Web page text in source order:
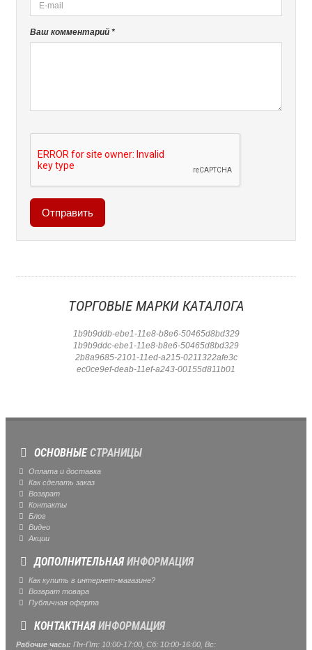
Ваш комментарий *
ТОРГОВЫЕ МАРКИ КАТАЛОГА
1b9b9ddb-ebe1-11e8-b8e6-50465d8bd329
1b9b9ddc-ebe1-11e8-b8e6-50465d8bd329
2b8a9685-2101-11ed-a215-0211322afe3c
ec0ce9ef-deab-11ef-a243-00155d811b01
ОСНОВНЫЕСТРАНИЦЫ
Оплата и доставка
Как сделать заказ
Возврат
Контакты
Блог
Видео
Акции
ДОПОЛНИТЕЛЬНАЯИНФОРМАЦИЯ
Как купить в интернет-магазине?
Возврат товара
Публичная оферта
КОНТАКТНАЯИНФОРМАЦИЯ
Рабочие часы: Пн-Пт: 10:00-17:00, Сб: 10:00-16:00, Вс: